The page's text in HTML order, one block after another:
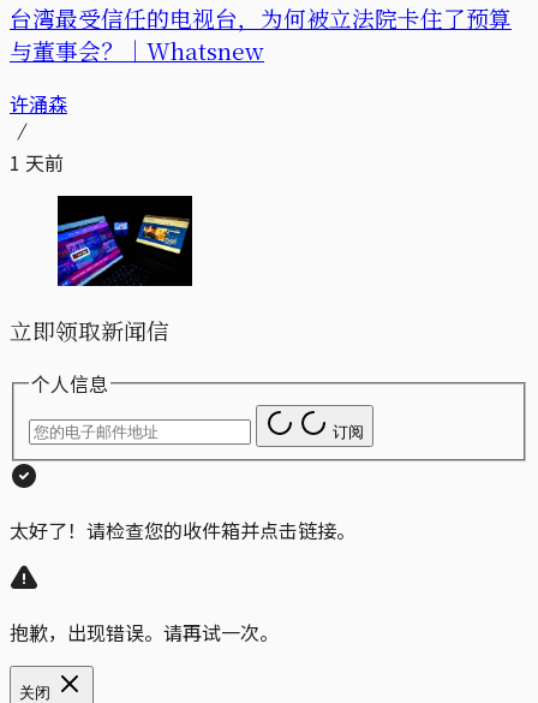
台湾最受信任的电视台，为何被立法院卡住了预算
与董事会？｜Whatsnew
许涌森
1 天前
立即领取新闻信
个人信息
订阅
太好了！请检查您的收件箱并点击链接。
抱歉，出现错误。请再试一次。
关闭